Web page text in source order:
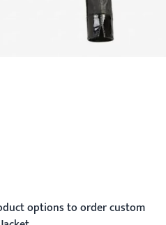
options to order custom